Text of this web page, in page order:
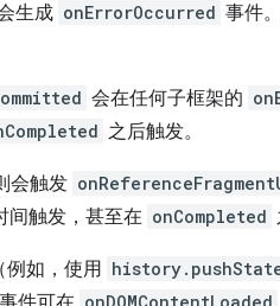
生成 onErrorOccurred 事件
会在任何子框架的
之后触发。
会触发
间触发，甚至在 onCompleted
例如，使用